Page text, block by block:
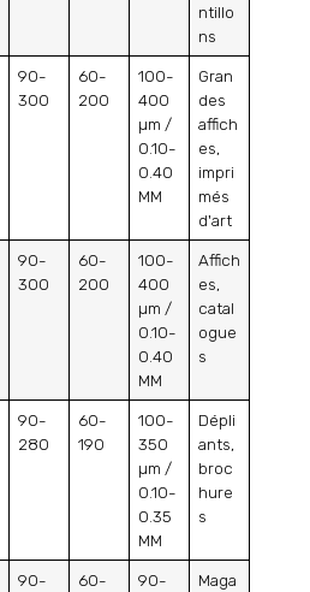
ntillo
ns
90-
300
60-
200
100-
400
µm /
0.10-
0.40
MM
Gran
des
affich
es,
impri
més
d'art
90-
300
60-
200
100-
400
µm /
0.10-
0.40
MM
Affich
es,
catal
ogue
s
90-
280
60-
190
100-
350
µm /
0.10-
0.35
MM
Dépli
ants,
broc
hure
s
90-
60-
90-
Maga